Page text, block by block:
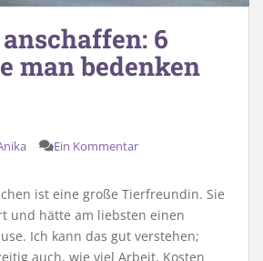
6
man bedenken
Ein Kommentar
ist eine große Tierfreundin. Sie
und hätte am liebsten einen
Ich kann das gut verstehen;
auch, wie viel Arbeit, Kosten